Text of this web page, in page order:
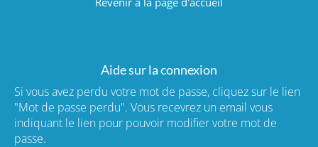
Aide sur la connexion
Si vous avez perdu votre mot de passe, cliquez sur le lien
"Mot de passe perdu". Vous recevrez un email vous
indiquant le lien pour pouvoir modifier votre mot de
passe.